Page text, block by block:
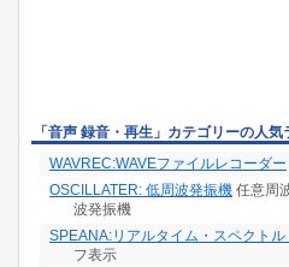
「音声 録音・再生」カテゴリーの人気
WAVREC:WAVEファイルレコーダー
OSCILLATER: 低周波発振機 任意周
波発振機
SPEANA:リアルタイム・スペクト
フ表示